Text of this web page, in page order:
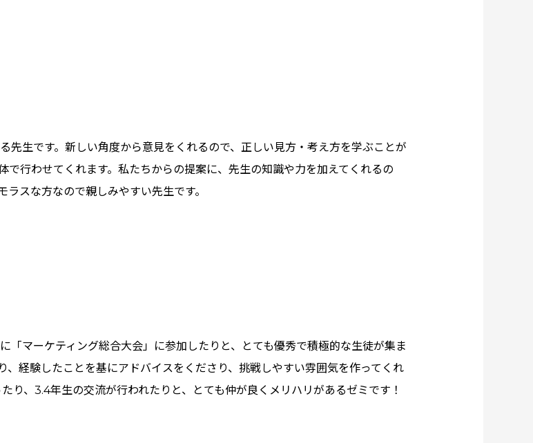
先生です。新しい角度から意見をくれるので、正しい見方・考え方を学ぶことが
で行わせてくれます。私たちからの提案に、先生の知識や力を加えてくれるの
スな方なので親しみやすい先生です。
「マーケティング総合大会」に参加したりと、とても優秀で積極的な生徒が集ま
、経験したことを基にアドバイスをくださり、挑戦しやすい雰囲気を作ってくれ
り、3.4年生の交流が行われたりと、とても仲が良くメリハリがあるゼミです！